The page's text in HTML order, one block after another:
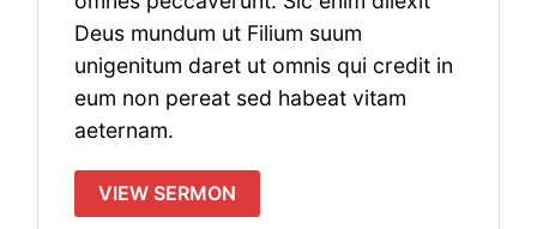
Deus mundum ut Filium suum
unigenitum daret ut omnis qui credit in
eum non pereat sed habeat vitam
aeternam.
VIEW SERMON